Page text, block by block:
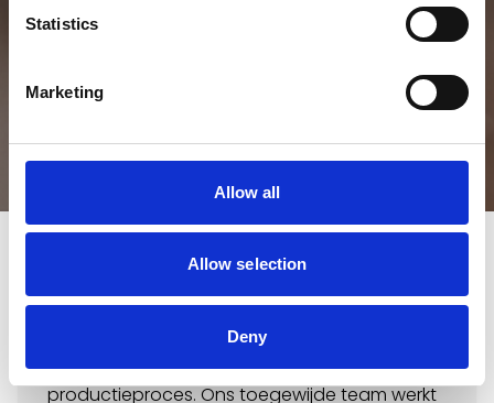
Statistics
Marketing
Allow all
Allow selection
Deny
In het kort
Bij Kelders Kooien staat kwaliteit altijd op de
eerste plaats. We streven ernaar om de
materialen en strenge kwaliteitscontroles te
gebruiken in elke fase van het
productieproces. Ons toegewijde team werkt